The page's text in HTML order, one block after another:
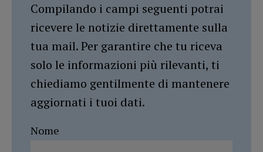
Compilando i campi seguenti potrai
ricevere le notizie direttamente sulla
tua mail. Per garantire che tu riceva
solo le informazioni più rilevanti, ti
chiediamo gentilmente di mantenere
aggiornati i tuoi dati.
Nome